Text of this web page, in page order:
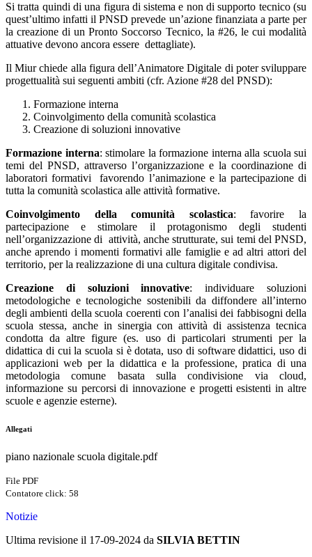
Si tratta quindi di una figura di sistema e non di supporto tecnico (su
quest’ultimo infatti il PNSD prevede un’azione finanziata a parte per
la creazione di un Pronto Soccorso Tecnico, la #26, le cui modalità
attuative devono ancora essere dettagliate).
Il Miur chiede alla figura dell’Animatore Digitale di poter sviluppare
progettualità sui seguenti ambiti (cfr. Azione #28 del PNSD):
Formazione interna
Coinvolgimento della comunità scolastica
Creazione di soluzioni innovative
Formazione interna: stimolare la formazione interna alla scuola sui
temi del PNSD, attraverso l’organizzazione e la coordinazione di
laboratori formativi favorendo l’animazione e la partecipazione di
tutta la comunità scolastica alle attività formative.
Coinvolgimento della comunità scolastica: favorire la
partecipazione e stimolare il protagonismo degli studenti
nell’organizzazione di attività, anche strutturate, sui temi del PNSD,
anche aprendo i momenti formativi alle famiglie e ad altri attori del
territorio, per la realizzazione di una cultura digitale condivisa.
Creazione di soluzioni innovative: individuare soluzioni
metodologiche e tecnologiche sostenibili da diffondere all’interno
degli ambienti della scuola coerenti con l’analisi dei fabbisogni della
scuola stessa, anche in sinergia con attività di assistenza tecnica
condotta da altre figure (es. uso di particolari strumenti per la
didattica di cui la scuola si è dotata, uso di software didattici, uso di
applicazioni web per la didattica e la professione, pratica di una
metodologia comune basata sulla condivisione via cloud,
informazione su percorsi di innovazione e progetti esistenti in altre
scuole e agenzie esterne).
Allegati
piano nazionale scuola digitale.pdf
File PDF
Contatore click: 58
Notizie
Ultima revisione il 17-09-2024 da SILVIA BETTIN